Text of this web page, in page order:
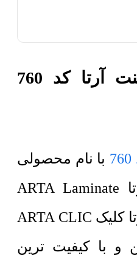
خرید پارکت لمینت آرتا کد 760
با نام محصولی
از گروه صنعتی آرتا ARTA Laminate
Flooring و با برند آرتا کلیک ARTA CLIC
و با کیفیت ترین